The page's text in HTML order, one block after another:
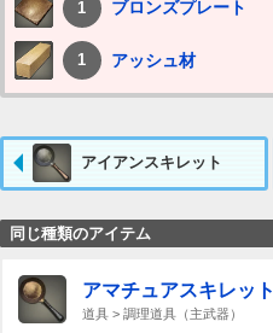
1 ブロンズプレート
1 アッシュ材
アイアンスキレット
同じ種類のアイテム
アマチュアスキレット
道具 > 調理道具（主武器）